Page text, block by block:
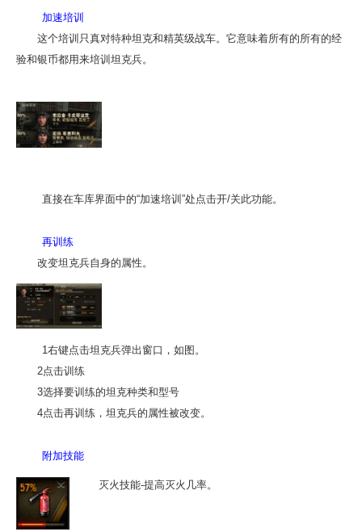
加速培训
这个培训只真对特种坦克和精英级战车。它意味着所有的所有的经
验和银币都用来培训坦克兵。
直接在车库界面中的“加速培训”处点击开/关此功能。
再训练
改变坦克兵自身的属性。
1右键点击坦克兵弹出窗口，如图。
2点击训练
3选择要训练的坦克种类和型号
4点击再训练，坦克兵的属性被改变。
附加技能
灭火技能-提高灭火几率。